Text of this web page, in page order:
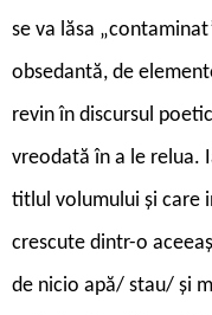
se va lăsa
obsedantă, de
revin în discursul
vreodată în a le relua.
titlul volumului și care
crescute dintr-o
de nicio apă/ stau/ și